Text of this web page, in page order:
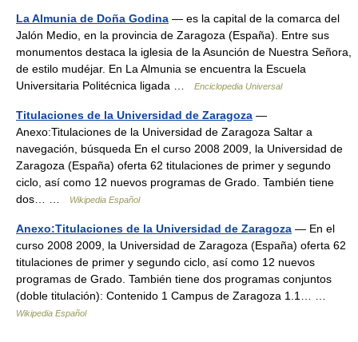
La Almunia de Doña Godina — es la capital de la comarca del
Jalón Medio, en la provincia de Zaragoza (España). Entre sus
monumentos destaca la iglesia de la Asunción de Nuestra Señora,
de estilo mudéjar. En La Almunia se encuentra la Escuela
Universitaria Politécnica ligada …
Enciclopedia Universal
Titulaciones de la Universidad de Zaragoza —
Anexo:Titulaciones de la Universidad de Zaragoza Saltar a
navegación, búsqueda En el curso 2008 2009, la Universidad de
Zaragoza (España) oferta 62 titulaciones de primer y segundo
ciclo, así como 12 nuevos programas de Grado. También tiene
dos… …
Wikipedia Español
Anexo:Titulaciones de la Universidad de Zaragoza — En el
curso 2008 2009, la Universidad de Zaragoza (España) oferta 62
titulaciones de primer y segundo ciclo, así como 12 nuevos
programas de Grado. También tiene dos programas conjuntos
(doble titulación): Contenido 1 Campus de Zaragoza 1.1… …
Wikipedia Español